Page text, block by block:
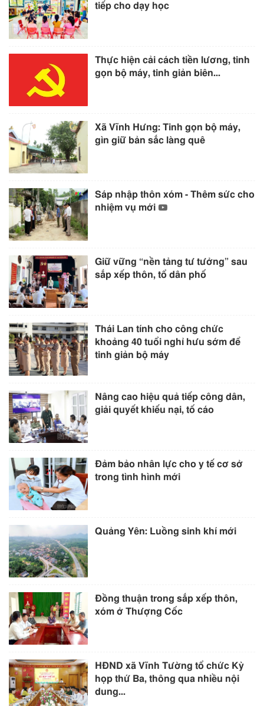
tiếp cho dạy học
Thực hiện cải cách tiền lương, tinh
gọn bộ máy, tinh giản biên...
Xã Vĩnh Hưng: Tinh gọn bộ máy,
gìn giữ bản sắc làng quê
Sáp nhập thôn xóm - Thêm sức cho
nhiệm vụ mới
Giữ vững “nền tảng tư tưởng” sau
sắp xếp thôn, tổ dân phố
Thái Lan tính cho công chức
khoảng 40 tuổi nghỉ hưu sớm để
tinh giản bộ máy
Nâng cao hiệu quả tiếp công dân,
giải quyết khiếu nại, tố cáo
Đảm bảo nhân lực cho y tế cơ sở
trong tình hình mới
Quảng Yên: Luồng sinh khí mới
Đồng thuận trong sắp xếp thôn,
xóm ở Thượng Cốc
HĐND xã Vĩnh Tường tổ chức Kỳ
họp thứ Ba, thông qua nhiều nội
dung...